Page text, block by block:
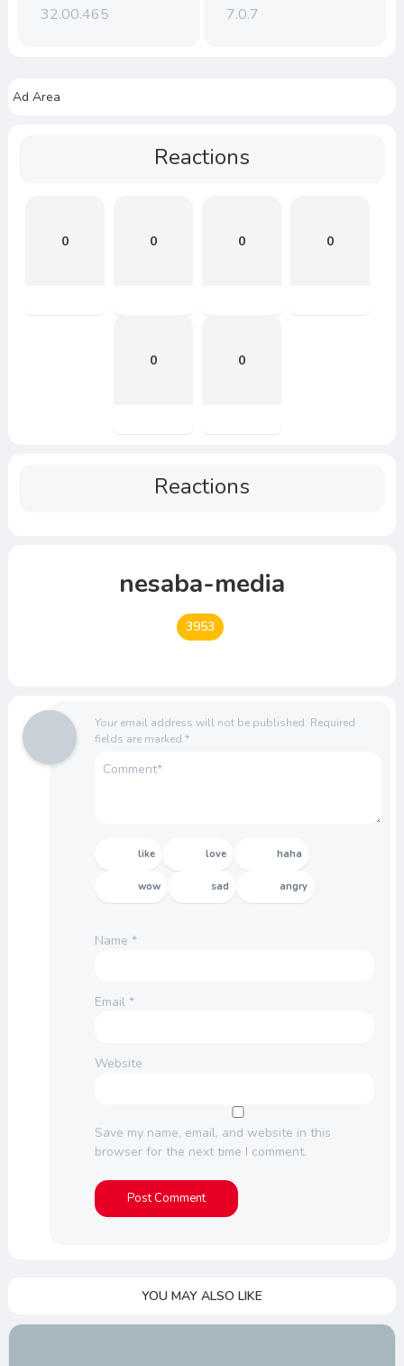
32.00.465
7.0.7
Ad Area
Reactions
0 0 0 0
0 0
Reactions
nesaba-media
3953
Your email address will not be published. Required
fields are marked *
like love haha
wow sad angry
Name *
Email *
Website
Save my name, email, and website in this
browser for the next time I comment.
YOU MAY ALSO LIKE